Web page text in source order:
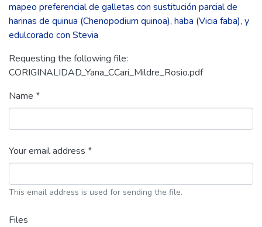
mapeo preferencial de galletas con sustitución parcial de
harinas de quinua (Chenopodium quinoa), haba (Vicia faba), y
edulcorado con Stevia
Requesting the following file:
CORIGINALIDAD_Yana_CCari_Mildre_Rosio.pdf
Name *
Your email address *
This email address is used for sending the file.
Files